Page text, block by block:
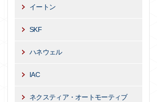
イートン
SKF
ハネウェル
IAC
ネクスティア・オートモーティブ